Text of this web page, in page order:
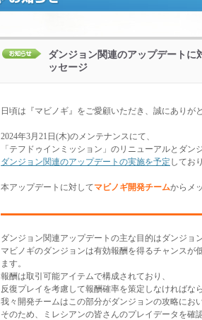
ダンジョン関連のアップデートに
ッセージ
日頃は『マビノギ』をご愛顧いただき、誠にありが
2024年3月21日(木)のメンテナンスにて、
「テフドゥインミッション」のリニューアルとダン
ダンジョン関連のアップデートの実施を予定 してお
本アップデートに対してマビノギ開発チームからメ
ダンジョン関連アップデートの主な目的はダンジョ
マビノギのダンジョンは有効報酬を得るチャンス
ます。
報酬は取引可能アイテムで構成されており、
反復プレイを考慮して報酬確率を策定しなければな
我々開発チームはこの部分がダンジョンの攻略にお
そのため、ミレシアンの皆さんのプレイデータを確認